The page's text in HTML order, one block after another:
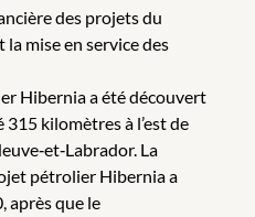
des projets du
la mise en service des
Hibernia a été découvert
kilomètres à l’est de
La
pétrolier Hibernia a
après que le